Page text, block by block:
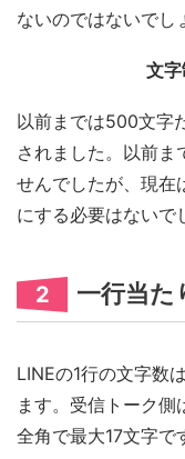
ないのではないでし
文
以前までは500文字
されました。以前ま
せんでしたが、現在
にする必要はないで
2 一行当た
LINEの1行の文字数
ます。受信トーク側
全角で最大17文字で